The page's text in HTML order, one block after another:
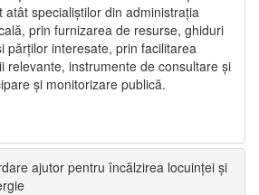
atât specialiștilor din administrația
prin furnizarea de resurse, ghiduri
părților interesate, prin facilitarea
relevante, instrumente de consultare și
și monitorizare publică.
ajutor pentru încălzirea locuinței și